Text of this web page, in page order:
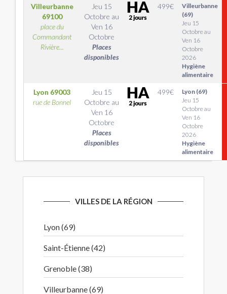
Villeurbanne
69100
place du
Commandant
Rivière...
Jeu 15
Octobre au
Ven 16
Octobre
Places
disponibles
499€
Villeurbanne
(69)
Jeu 15
Octobre au
Ven 16
Octobre
2026
Hygiène
alimentaire
Lyon 69003
rue de Bonnel
Jeu 15
Octobre au
Ven 16
Octobre
Places
disponibles
499€
Lyon (69)
Jeu 15
Octobre au
Ven 16
Octobre
2026
Hygiène
alimentaire
VILLES DE LA RÉGION
Lyon (69)
Saint-Étienne (42)
Grenoble (38)
Villeurbanne (69)